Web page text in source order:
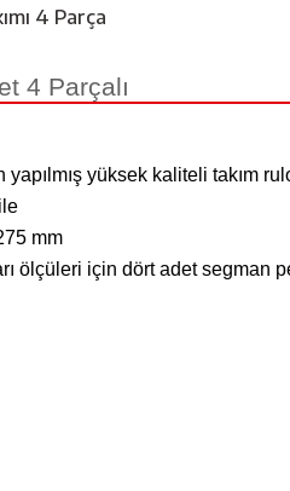
4 Parça
4 Parçalı
yapılmış yüksek kaliteli takım
mm
ölçüleri için dört adet segman